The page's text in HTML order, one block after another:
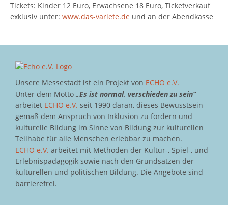
Tickets: Kinder 12 Euro, Erwachsene 18 Euro, Ticketverkauf
exklusiv unter: www.das-variete.de und an der Abendkasse
Unsere Messestadt ist ein Projekt von ECHO e.V.
Unter dem Motto „Es ist normal, verschieden zu sein“
arbeitet ECHO e.V. seit 1990 daran, dieses Bewusstsein
gemäß dem Anspruch von Inklusion zu fördern und
kulturelle Bildung im Sinne von Bildung zur kulturellen
Teilhabe für alle Menschen erlebbar zu machen.
ECHO e.V. arbeitet mit Methoden der Kultur-, Spiel-, und
Erlebnispädagogik sowie nach den Grundsätzen der
kulturellen und politischen Bildung. Die Angebote sind
barrierefrei.